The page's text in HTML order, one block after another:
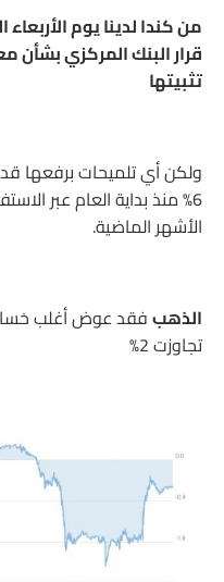
قرار البنك المركزي بشأن
تثبيتها
ولكن أي تلميحات برفعها
6% منذ بداية العام عبر
الأشهر الماضية.
الذهبفقد عوض أغلب
تجاوزت 2%